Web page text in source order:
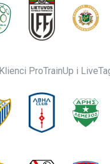
Klienci ProTrainUp i